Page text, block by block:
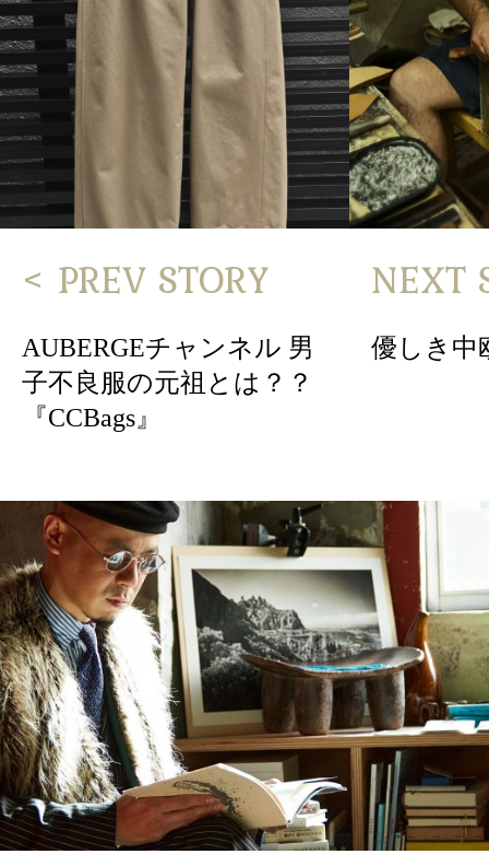
< PREV STORY
AUBERGEチャンネル 男
子不良服の元祖とは？？
『CCBags』
NEXT
優しき中